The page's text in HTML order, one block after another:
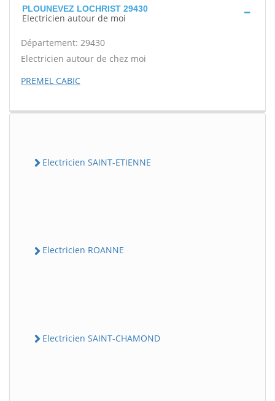
PLOUNEVEZ LOCHRIST 29430
Electricien autour de moi
Département: 29430
Electricien autour de chez moi
PREMEL CABIC
Electricien SAINT-ETIENNE
Electricien ROANNE
Electricien SAINT-CHAMOND